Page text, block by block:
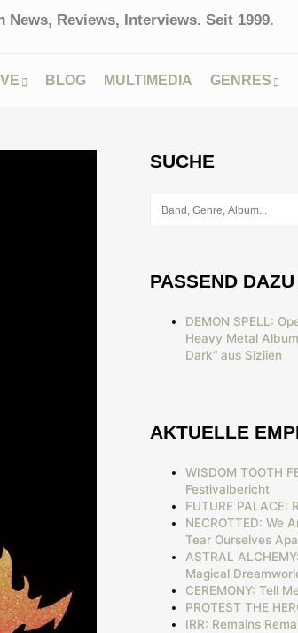
Reviews, Interviews. Seit 1999.
BLOG MULTIMEDIA GENRES
SUCHE
PASSEND DAZU
DEMON SPELL:
Heavy Metal
Dark“ aus Siziien
AKTUELLE
WISDOM TOOTH
Festivalbericht
FUTURE PALACE:
NECROTTED: We
Tear Ourselves
ASTRAL
Magical
CEREMONY: Tell
PROTEST THE
IRR: Remains